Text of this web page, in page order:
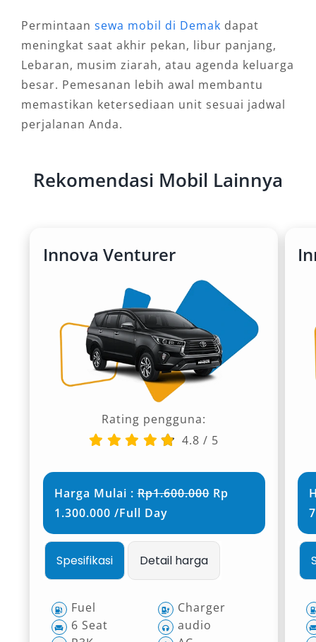
Permintaan sewa mobil di Demak dapat
meningkat saat akhir pekan, libur panjang,
Lebaran, musim ziarah, atau agenda keluarga
besar. Pemesanan lebih awal membantu
memastikan ketersediaan unit sesuai jadwal
perjalanan Anda.
Rekomendasi Mobil Lainnya
Innova Venturer
Rating pengguna:
4.8 / 5
Harga Mulai :Rp1.600.000Rp
1.300.000 /Full Day
Spesifikasi Detail harga
Fuel
6 Seat
Charger
audio